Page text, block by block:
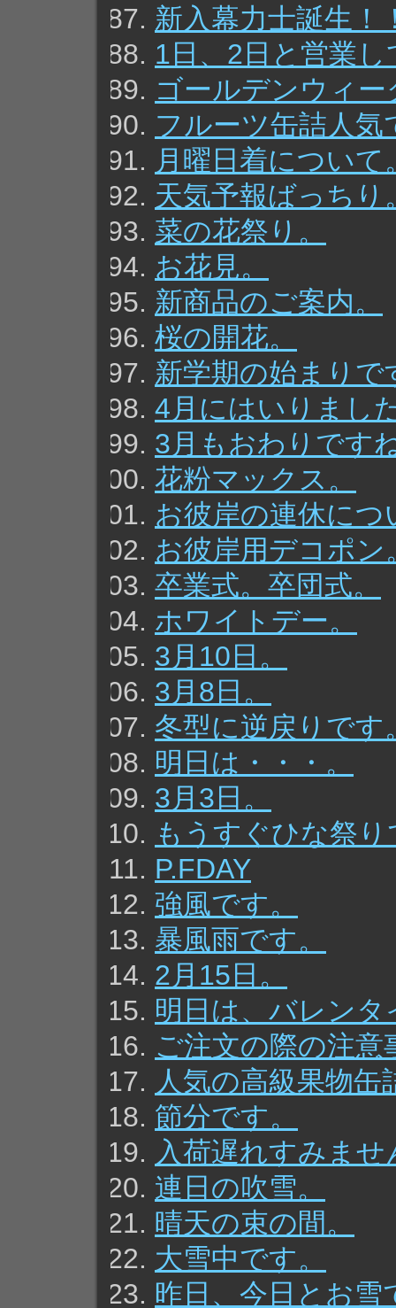
新入幕力士誕生！
1日、2日と営業
ゴールデンウィ
フルーツ缶詰人気
月曜日着について
天気予報ばっちり
菜の花祭り。
お花見。
新商品のご案内。
桜の開花。
新学期の始まりで
4月にはいりまし
3月もおわりです
花粉マックス。
お彼岸の連休につ
お彼岸用デコポン
卒業式。卒団式。
ホワイトデー。
3月10日。
3月8日。
冬型に逆戻りです
明日は・・・。
3月3日。
もうすぐひな祭り
P.FDAY
強風です。
暴風雨です。
2月15日。
明日は、バレンタ
ご注文の際の注意
人気の高級果物缶
節分です。
入荷遅れすみませ
連日の吹雪。
晴天の束の間。
大雪中です。
昨日、今日とお雪